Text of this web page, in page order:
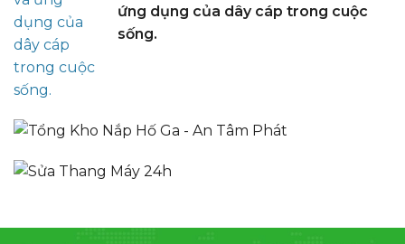
ứng dụng của dây cáp trong cuộc
sống.